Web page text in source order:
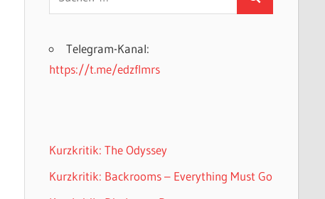
nach:
Suchen
Telegram-Kanal:
https://t.me/edzflmrs
Kurzkritik: The Odyssey
Kurzkritik: Backrooms – Everything Must Go